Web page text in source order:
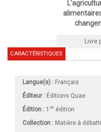
Livre
CARACTÉRISTIQUES
Langue(s) : Français
Éditeur : Éditions Quae
Édition : 1 re édition
Collection : Matière à